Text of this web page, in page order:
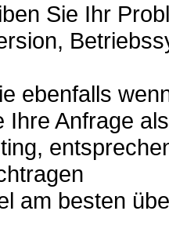
Sie Ihr
ebenfalls
Ihre Anfrage
am besten